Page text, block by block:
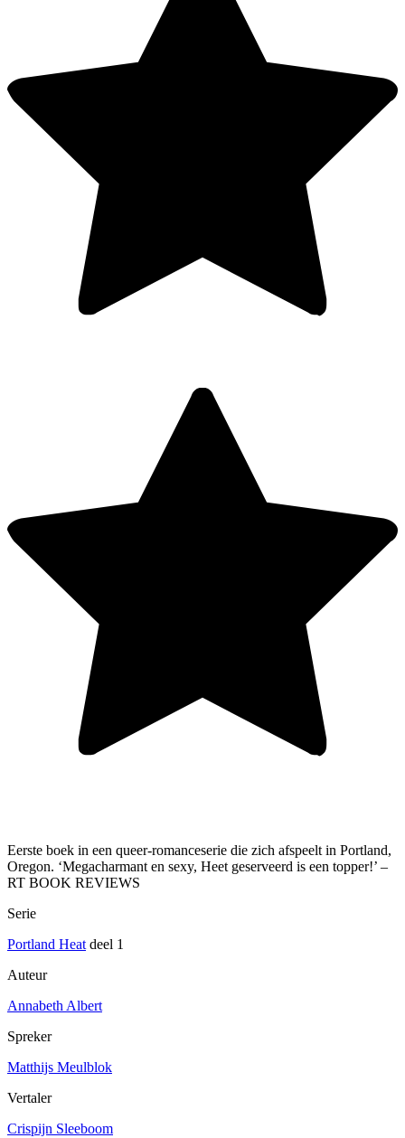
Eerste boek in een queer-romanceserie die zich afspeelt in Portland,
Oregon. ‘Megacharmant en sexy, Heet geserveerd is een topper!’ –
RT BOOK REVIEWS
Serie
Portland Heat deel 1
Auteur
Annabeth Albert
Spreker
Matthijs Meulblok
Vertaler
Crispijn Sleeboom